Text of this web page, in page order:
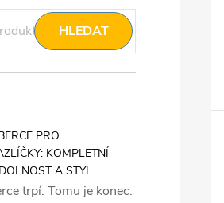
HLEDAT
PRO
KOMPLETNÍ
A STYL
trpí. Tomu je konec.